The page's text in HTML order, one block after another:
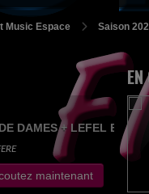
Music Espace Saison
DAMES + LEFEL EDITH
maintenant